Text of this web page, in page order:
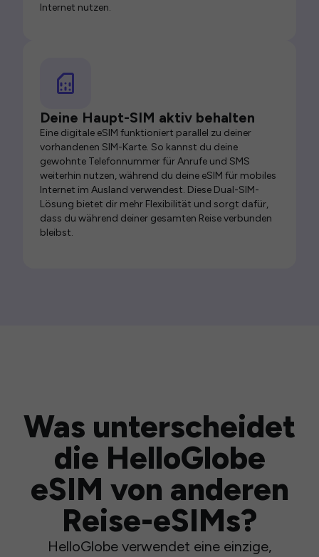
Internet nutzen.
Deine Haupt-SIM aktiv behalten
Eine digitale eSIM funktioniert parallel zu deiner
vorhandenen SIM-Karte. So kannst du deine
gewohnte Telefonnummer für Anrufe und SMS
weiterhin nutzen, während du deine eSIM für mobiles
Internet im Ausland verwendest. Diese Dual-SIM-
Lösung bietet dir mehr Flexibilität und sorgt dafür,
dass du während deiner gesamten Reise verbunden
bleibst.
Was unterscheidet
die HelloGlobe
eSIM von anderen
Reise-eSIMs?
HelloGlobe verwendet eine einzige,